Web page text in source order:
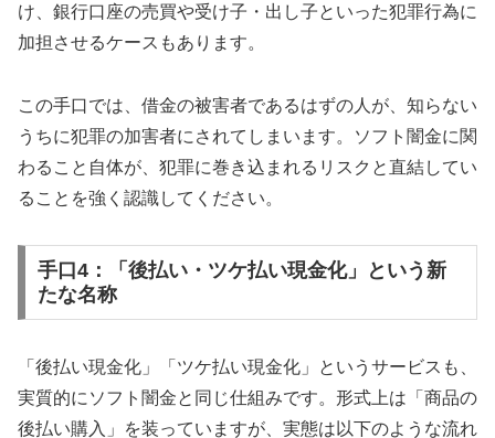
け、銀行口座の売買や受け子・出し子といった犯罪行為に
加担させるケースもあります。
この手口では、借金の被害者であるはずの人が、知らない
うちに犯罪の加害者にされてしまいます。ソフト闇金に関
わること自体が、犯罪に巻き込まれるリスクと直結してい
ることを強く認識してください。
手口4：「後払い・ツケ払い現金化」という新
たな名称
「後払い現金化」「ツケ払い現金化」というサービスも、
実質的にソフト闇金と同じ仕組みです。形式上は「商品の
後払い購入」を装っていますが、実態は以下のような流れ